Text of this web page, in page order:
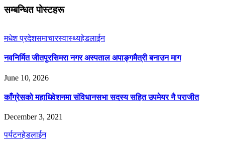
सम्बन्धित पोस्टहरू
मधेश प्रदेशसमाचारस्वास्थ्यहेडलाईन
नवनिर्मित जीतपुरसिमरा नगर अस्पताल अपाङ्गमैत्री बनाउन माग
June 10, 2026
काँग्रेसको महाधिवेशनमा संविधानसभा सदस्य सहित उपमेयर नै पराजीत
December 3, 2021
पर्यटनहेडलाईन